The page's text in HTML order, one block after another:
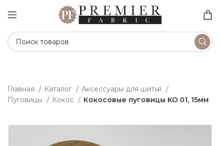
Главная Каталог
Аксессуары для шитья
Пуговицы
Кокос Кокосовые пуговицы KO 01, 15мм